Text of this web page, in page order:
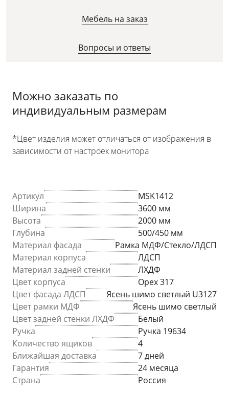
Мебель на заказ
Вопросы и ответы
Можно заказать по
индивидуальным размерам
*Цвет изделия может отличаться от изображения в
зависимости от настроек монитора
Артикул
MSK1412
Ширина
3600 мм
Высота
2000 мм
Глубина
500/450 мм
Материал фасада
Рамка МДФ/Стекло/ЛДСП
Материал корпуса
ЛДСП
Материал задней стенки
ЛХДФ
Цвет корпуса
Орех 317
Цвет фасада ЛДСП
Ясень шимо светлый U3127
Цвет рамки МДФ
Ясень шимо светлый
Цвет задней стенки ЛХДФ
Белый
Ручка
Ручка 19634
Количество ящиков
4
Ближайшая доставка
7 дней
Гарантия
24 месяца
Страна
Россия